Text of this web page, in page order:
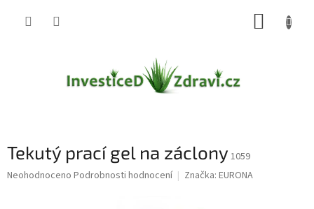
Tekutý prací gel na záclony 1059
Průměrné
Neohodnoceno Podrobnosti hodnocení Značka: EURONA